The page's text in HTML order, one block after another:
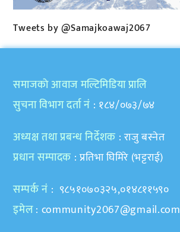
Tweets by @Samajkoawaj2067
समाजकाे आवाज मल्टिमिडिया प्रालि
सुचना विभाग दर्ता नं : १८४/०७३/७४
अध्यक्ष तथा प्रबन्ध निर्देशक : राजु बस्नेत
प्रधान सम्पादक : प्रतिभा घिमिरे (भट्टराई)
सम्पर्क नं : ९८५१०७०३२५,०१४८११५९०
इमेल: community2067@gmail.com